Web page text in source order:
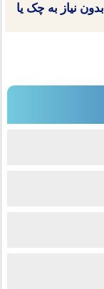
نیاز به چک یا